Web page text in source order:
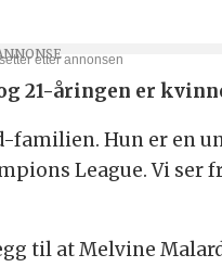
21-åringen er
familien. Hun er en
League. Vi
til at Melvine